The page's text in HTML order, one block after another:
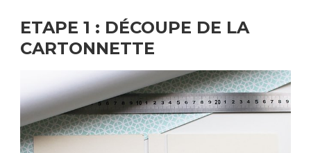
ETAPE 1 : DÉCOUPE DE LA
CARTONNETTE